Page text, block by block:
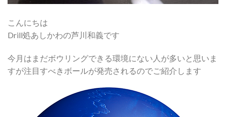
こんにちは
Drill処あしかわの芦川和義です
今月はまだボウリングできる環境にない人が多いと思いま
すが注目すべきボールが発売されるのでご紹介します